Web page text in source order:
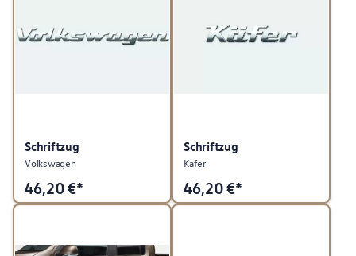
Schriftzug
Volkswagen
46,20€*
Schriftzug
Käfer
46,20€*